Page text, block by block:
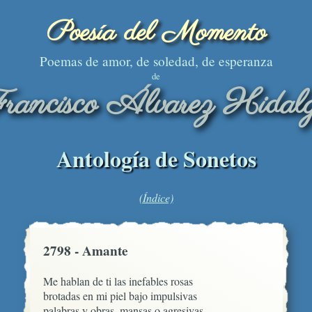
Poesía del Momento
Poemas de amor, de soledad, de esperanza
de
Álvarez
Antología de Sonetos
(Índice)
2798 - Amante
Me hablan de ti las inefables rosas
brotadas en mi piel bajo impulsivas